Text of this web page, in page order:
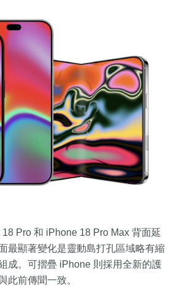
Pro 和 iPhone 18 Pro Max 背面延
最顯著變化是靈動島打孔區域略有縮
成。可摺疊 iPhone 則採用全新的護
此前傳聞一致。